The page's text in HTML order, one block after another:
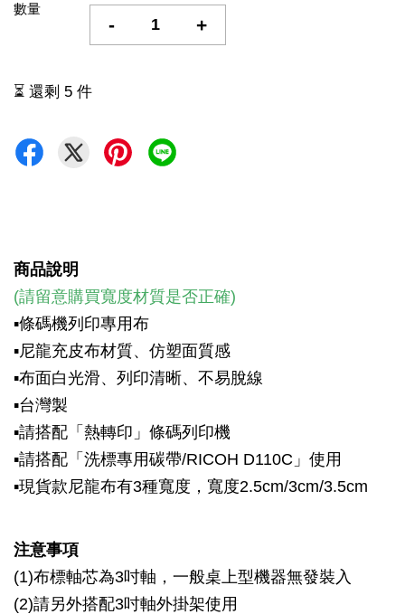
數量
- +
⏳ 還剩 5 件
商品說明
(請留意購買寬度材質是否正確)
▪條碼機列印專用布
▪尼龍充皮布材質、仿塑面質感
▪布面白光滑、列印清晰、不易脫線
▪台灣製
▪請搭配「熱轉印」條碼列印機
▪請搭配「洗標專用碳帶/RICOH D110C」使用
▪現貨款尼龍布有3種寬度，寬度2.5cm/3cm/3.5cm
注意事項
(1)布標軸芯為3吋軸，一般桌上型機器無發裝入
(2)請另外搭配3吋軸外掛架使用